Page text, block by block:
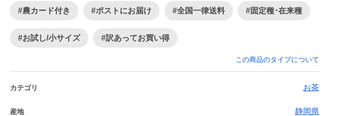
#農カード付き #ポストにお届け #全国一律送料 #固定種･在来種
#お試し/小サイズ #訳あってお買い得
この商品のタイプについて
カテゴリ お茶
産地 静岡県